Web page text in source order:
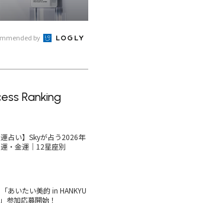
by
Ranking
運占い】Skyが占う2026年
・金運｜12星座別
あいたい美的 in HANKYU
参加応募開始！